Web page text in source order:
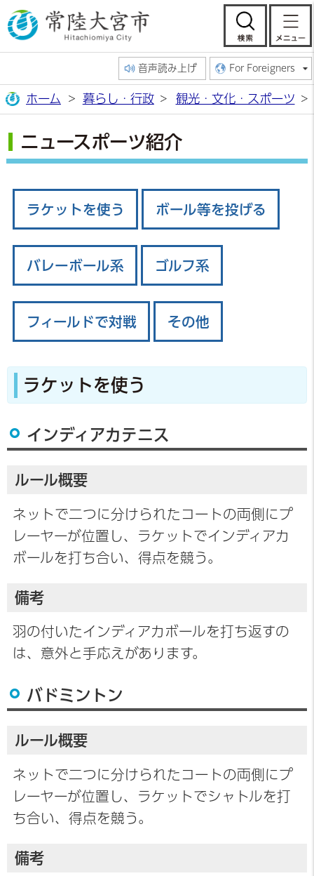
常陸大宮市公
検
音声読み上げ For Foreigners
ホーム 暮らし・行政 観光・文化・スポーツ
ニュースポーツ紹介
ラケットを使う ボール等を投げる
バレーボール系 ゴルフ系
フィールドで対戦 その他
ラケットを使う
インディアカテニス
ルール概要
ネットで二つに分けられたコートの両側にプ
レーヤーが位置し、ラケットでインディアカ
ボールを打ち合い、得点を競う。
備考
羽の付いたインディアカボールを打ち返すの
は、意外と手応えがあります。
バドミントン
ルール概要
ネットで二つに分けられたコートの両側にプ
レーヤーが位置し、ラケットでシャトルを打
ち合い、得点を競う。
備考